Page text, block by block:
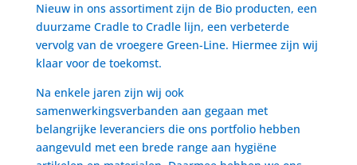
Nieuw in ons assortiment zijn de Bio producten, een
duurzame Cradle to Cradle lijn, een verbeterde
vervolg van de vroegere Green-Line. Hiermee zijn wij
klaar voor de toekomst.
Na enkele jaren zijn wij ook
samenwerkingsverbanden aan gegaan met
belangrijke leveranciers die ons portfolio hebben
aangevuld met een brede range aan hygiëne